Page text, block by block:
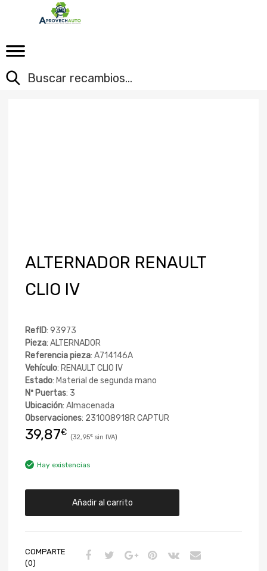
ALTERNADOR RENAULT
CLIO IV
RefID: 93973
Pieza: ALTERNADOR
Referencia pieza: A714146A
Vehículo: RENAULT CLIO IV
Estado: Material de segunda mano
Nº Puertas: 3
Ubicación: Almacenada
Observaciones: 231008918R CAPTUR
39,87€ 32,95€
Hay existencias
Añadir al carrito
COMPARTE
(0)